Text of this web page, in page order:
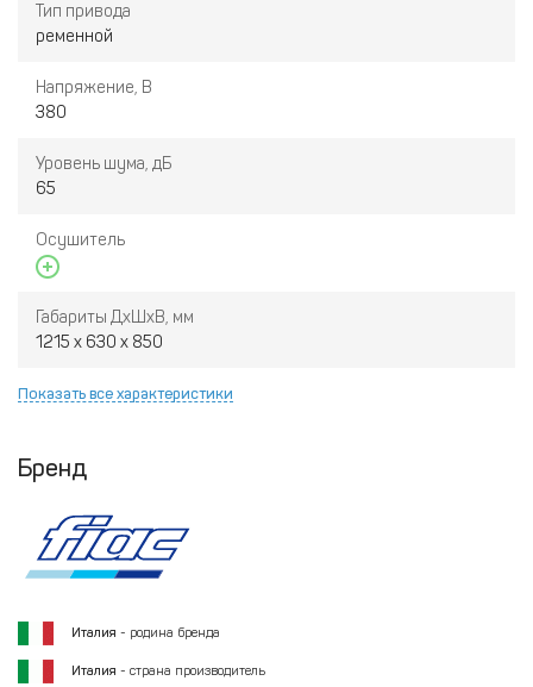
Тип привода
ременной
Напряжение, В
380
Уровень шума, дБ
65
Осушитель
Габариты ДхШхВ, мм
1215 x 630 x 850
Показать все характеристики
Бренд
Италия - родина бренда
Италия - страна производитель